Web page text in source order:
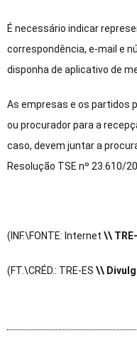
É necessário indicar
correspondência, e-mail e
disponha de aplicativo de
As empresas e os partidos
ou procurador para a
caso, devem juntar a
Resolução TSE nº 23.610/
(INF.\FONTE: Internet \\
(FT.\CRÉD.: TRE-ES \\